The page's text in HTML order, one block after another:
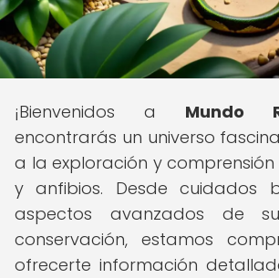
¡Bienvenidos a Mundo
encontrarás un universo
a la exploración y
y anfibios. Desde cuidados
aspectos avanzados de
conservación, estamos
ofrecerte información